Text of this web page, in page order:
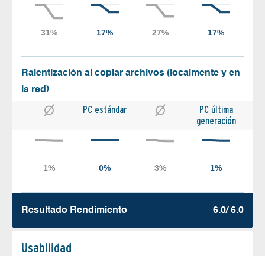
Ralentización al copiar archivos (localmente y en
la red)
PC estándar
PC última
generación
Resultado Rendimiento 6.0/ 6.0
Usabilidad